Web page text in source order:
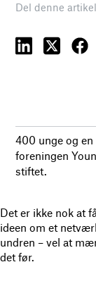
Del denne artikel
400 unge og
foreningen
stiftet.
Det er ikke nok at
ideen om et
undren – vel at
det før.